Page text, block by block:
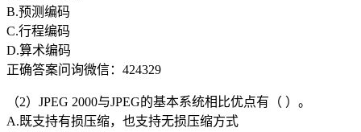
B.预测编码
C.行程编码
D.算术编码
正确答案问询微信：424329
（2）JPEG 2000与JPEG的基本系统相比优点有（ ）。
A.既支持有损压缩，也支持无损压缩方式